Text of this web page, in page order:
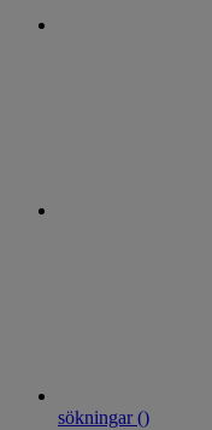
sökningar ()